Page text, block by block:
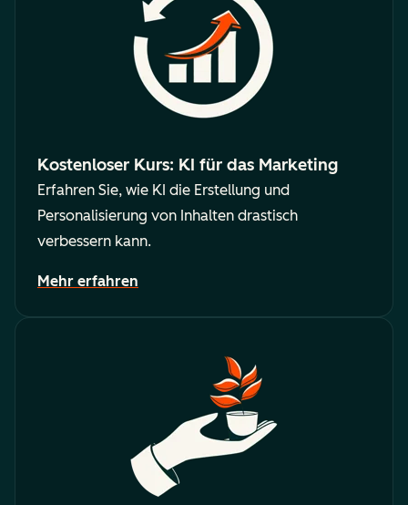
Kostenloser Kurs: KI für das Marketing
Erfahren Sie, wie KI die Erstellung und
Personalisierung von Inhalten drastisch
verbessern kann.
Mehr erfahren